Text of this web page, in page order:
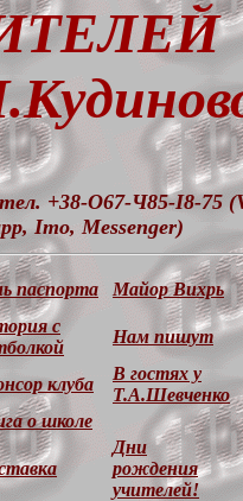
+38-O67-Ч85-I8-75
Imo, Messenger)
паспорта Майор Вихрь
с
Нам пишут
клуба
В гостях у
Т.А.Шевченко
о школе
Дни
рождения
учителей!